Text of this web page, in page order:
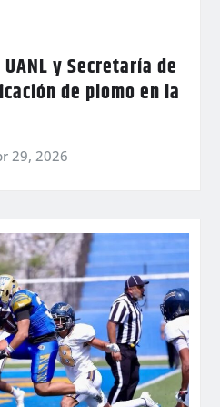
y Secretaría de
de plomo en la
29, 2026